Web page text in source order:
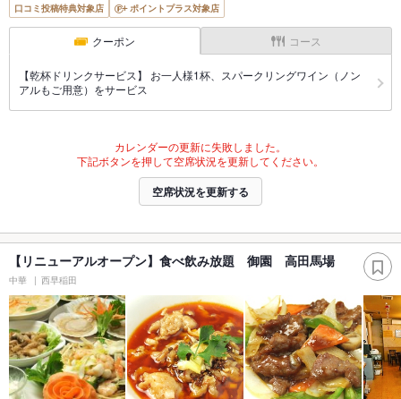
口コミ投稿特典対象店 ポイントプラス対象店
クーポン コース
【乾杯ドリンクサービス】 お一人様1杯、スパークリングワイン（ノン
アルもご用意）をサービス
カレンダーの更新に失敗しました。
下記ボタンを押して空席状況を更新してください。
空席状況を更新する
【リニューアルオープン】食べ飲み放題 御園 高田馬場
中華 西早稲田